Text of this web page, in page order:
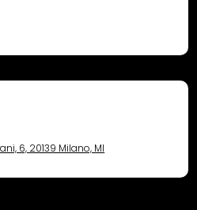
6, 20139 Milano, MI